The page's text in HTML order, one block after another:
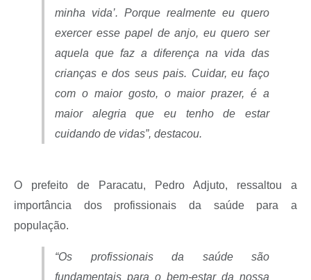
minha vida’. Porque realmente eu quero
exercer esse papel de anjo, eu quero ser
aquela que faz a diferença na vida das
crianças e dos seus pais. Cuidar, eu faço
com o maior gosto, o maior prazer, é a
maior alegria que eu tenho de estar
cuidando de vidas”, destacou.
O prefeito de Paracatu, Pedro Adjuto, ressaltou a
importância dos profissionais da saúde para a
população.
“Os profissionais da saúde são
fundamentais para o bem-estar da nossa